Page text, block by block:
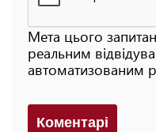
Мета цього
реальним
автоматизованим
Коментарi